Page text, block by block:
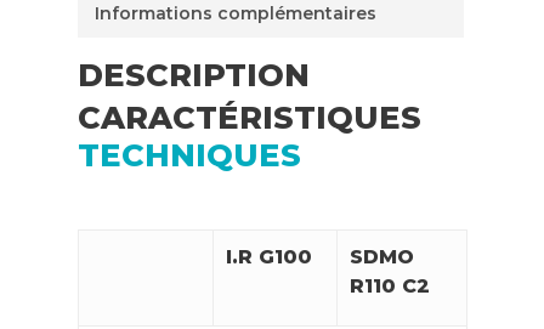
Informations complémentaires
DESCRIPTION
CARACTÉRISTIQUES
TECHNIQUES
I.R G100
SDMO
R110 C2